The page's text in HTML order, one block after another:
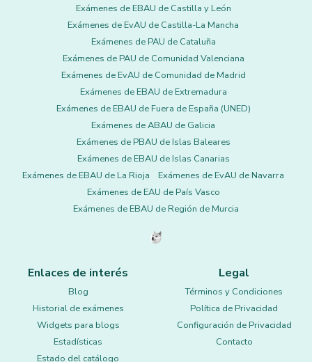
Exámenes de EBAU de Castilla y León
Exámenes de EvAU de Castilla-La Mancha
Exámenes de PAU de Cataluña
Exámenes de PAU de Comunidad Valenciana
Exámenes de EvAU de Comunidad de Madrid
Exámenes de EBAU de Extremadura
Exámenes de EBAU de Fuera de España (UNED)
Exámenes de ABAU de Galicia
Exámenes de PBAU de Islas Baleares
Exámenes de EBAU de Islas Canarias
Exámenes de EBAU de La Rioja
Exámenes de EvAU de Navarra
Exámenes de EAU de País Vasco
Exámenes de EBAU de Región de Murcia
Enlaces de interés
Blog
Historial de exámenes
Widgets para blogs
Estadísticas
Estado del catálogo
Legal
Términos y Condiciones
Política de Privacidad
Configuración de Privacidad
Contacto